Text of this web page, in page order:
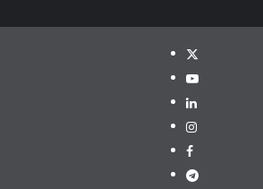
Twitter
YouTube
LinkedIn
Instagram
Facebook
Telegram